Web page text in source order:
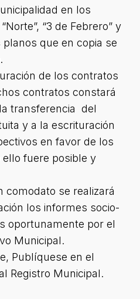
en los
“3 de Febrero” y
planos que en copia se
de los contratos
contratos constará
transferencia del
y a la escrituración
en favor de los
fuere posible y
comodato se realizará
los informes socio-
oportunamente por el
Municipal.
Publíquese en el
Registro Municipal.